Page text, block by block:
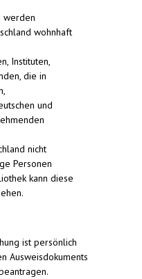
werden
wohnhaft
Instituten,
die in
und
nicht
Personen
kann diese
ist persönlich
Ausweisdokuments